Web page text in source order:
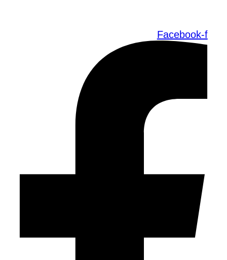
Facebook-f